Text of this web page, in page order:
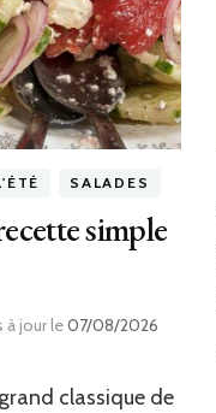
SALADES
simple
à jour le07/08/2026
classique de